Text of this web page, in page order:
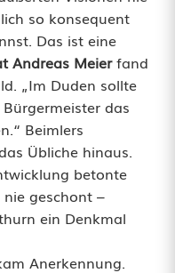
so konsequent
Das ist eine
Andreas Meierfand
„Im Duden sollte
das
Beimlers
Übliche hinaus.
betonte
geschont –
ein Denkmal
Anerkennung.